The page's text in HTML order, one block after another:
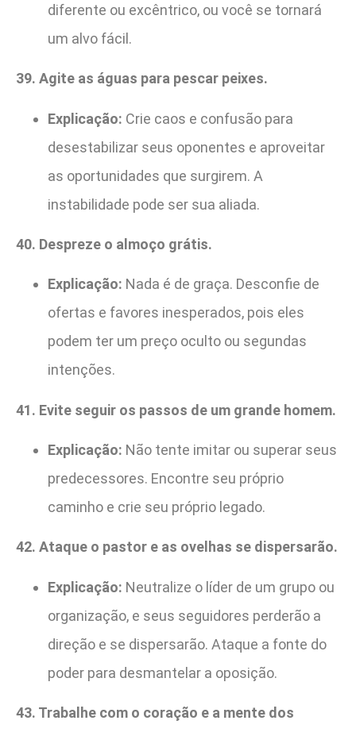
diferente ou excêntrico, ou você se tornará
um alvo fácil.
39. Agite as águas para pescar peixes.
Explicação: Crie caos e confusão para
desestabilizar seus oponentes e aproveitar
as oportunidades que surgirem. A
instabilidade pode ser sua aliada.
40. Despreze o almoço grátis.
Explicação: Nada é de graça. Desconfie de
ofertas e favores inesperados, pois eles
podem ter um preço oculto ou segundas
intenções.
41. Evite seguir os passos de um grande homem.
Explicação: Não tente imitar ou superar seus
predecessores. Encontre seu próprio
caminho e crie seu próprio legado.
42. Ataque o pastor e as ovelhas se dispersarão.
Explicação: Neutralize o líder de um grupo ou
organização, e seus seguidores perderão a
direção e se dispersarão. Ataque a fonte do
poder para desmantelar a oposição.
43. Trabalhe com o coração e a mente dos